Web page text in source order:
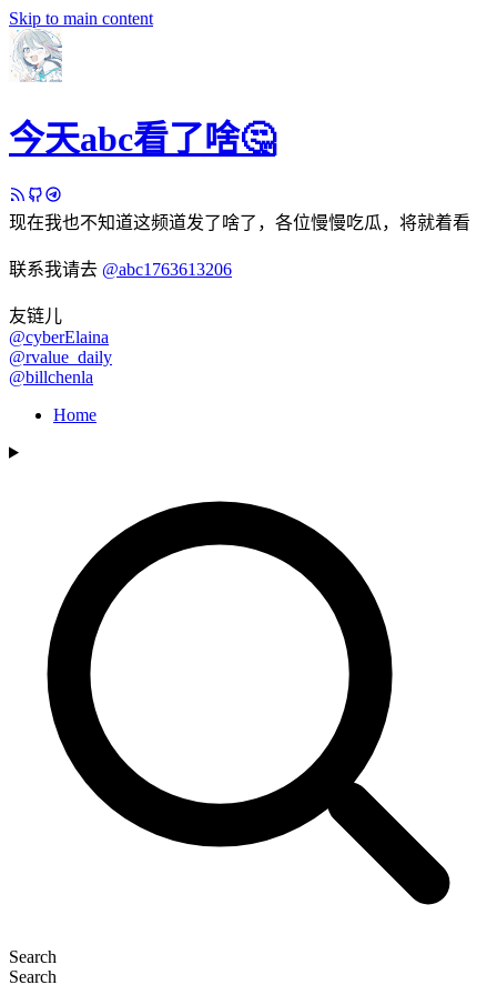
Skip to main content
今天abc看了啥🤔
现在我也不知道这频道发了啥了，各位慢慢吃瓜，将就着看
联系我请去 @abc1763613206
友链儿
@cyberElaina
@rvalue_daily
@billchenla
Home
Search
Search